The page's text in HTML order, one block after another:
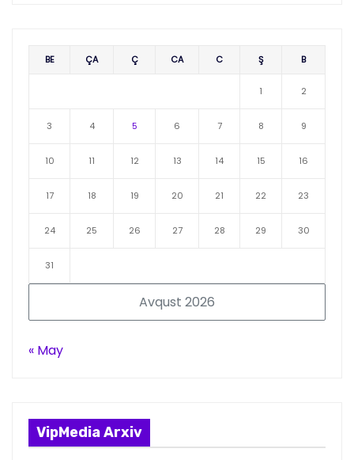
Avqust 2026
BE ÇA Ç CA C Ş B
1 2
3 4 5 6 7 8 9
10 11 12 13 14 15 16
17 18 19 20 21 22 23
24 25 26 27 28 29 30
31
« May
VipMedia Arxiv